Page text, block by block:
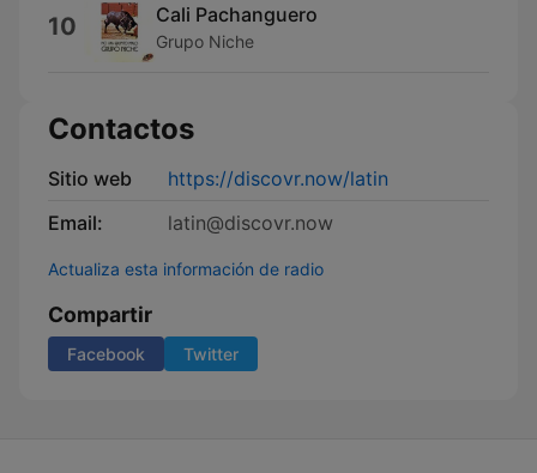
10 Cali Pachanguero
Grupo Niche
Contactos
Sitio web
https://discovr.now/latin
Email:
latin@discovr.now
Actualiza esta información de radio
Compartir
Facebook Twitter